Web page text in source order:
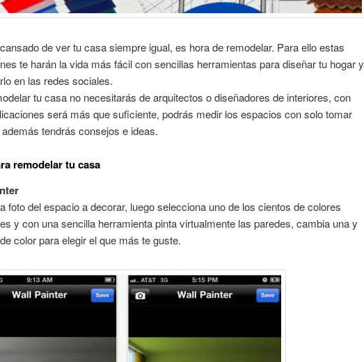
de ver tu casa siempre igual, es hora de remodelar. Para ello estas
te harán la vida más fácil con sencillas herramientas para diseñar tu hogar y
en las redes sociales.
tu casa no necesitarás de arquitectos o diseñadores de interiores, con
será más que suficiente, podrás medir los espacios con solo tomar
además tendrás consejos e ideas.
remodelar tu casa
foto del espacio a decorar, luego selecciona uno de los cientos de colores
y con una sencilla herramienta pinta virtualmente las paredes, cambia una y
color para elegir el que más te guste.